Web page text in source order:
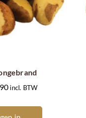
Prijsklasse:
incl. BTW